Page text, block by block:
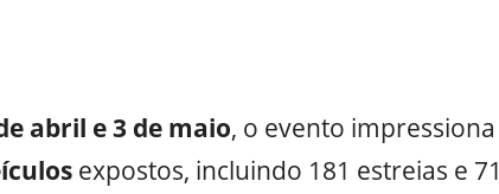
abril e 3 de maio, o evento impressiona
expostos, incluindo 181 estreias e 71